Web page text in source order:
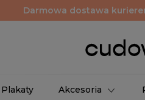
Darmowa dostawa
Plakaty Akcesoria